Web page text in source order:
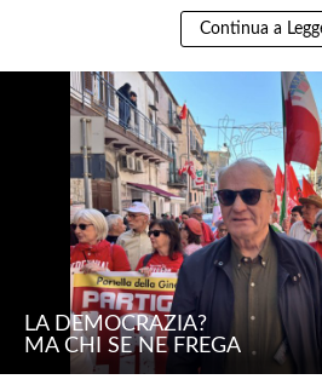
Continua a
LA DEMOCRAZIA?
MA CHI SE NE FREGA